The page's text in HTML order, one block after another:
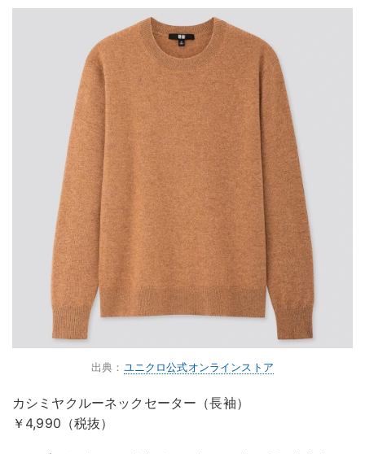
出典： ユニクロ公式オンラインストア
カシミヤクルーネックセーター（長袖）
￥4,990（税抜）